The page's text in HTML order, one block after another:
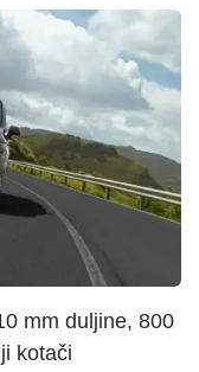
mm duljine, 800
kotači